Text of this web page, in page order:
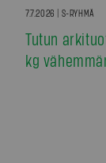
7.7.2026 | S-RYHMÄ
Tutun
kg